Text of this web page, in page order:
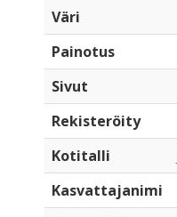
Väri
Painotus
Sivut
Rekisteröity
Kotitalli
Kasvattajanimi